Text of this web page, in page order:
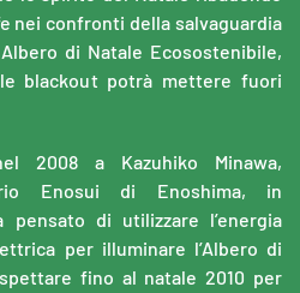
nei confronti della salvaguardia
di Natale Ecosostenibile,
blackout potrà mettere fuori
2008 a Kazuhiko Minawa,
Enosui di Enoshima, in
pensato di utilizzare l’energia
per illuminare l’Albero di
fino al natale 2010 per